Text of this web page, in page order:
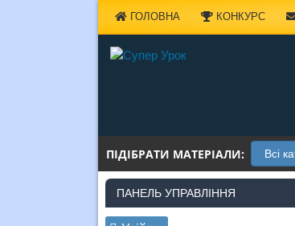
ГОЛОВНА КОНКУРС
ПІДІБРАТИ МАТЕРІАЛИ:
ПАНЕЛЬ УПРАВЛІННЯ